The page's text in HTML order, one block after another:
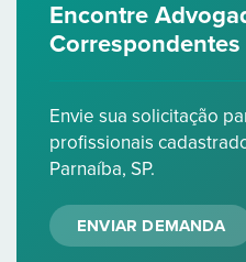
Encontre
Envie sua solicitação
profissionais
Parnaíba, SP.
ENVIAR DEMANDA